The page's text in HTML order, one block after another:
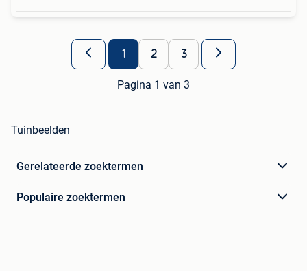
1 2 3
Pagina 1 van 3
Tuinbeelden
Gerelateerde zoektermen
Populaire zoektermen